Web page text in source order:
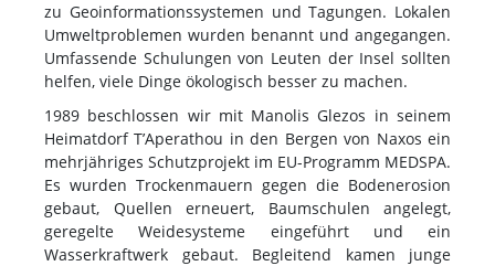
zu Geoinformationssystemen und Tagungen. Lokalen
Umweltproblemen wurden benannt und angegangen.
Umfassende Schulungen von Leuten der Insel sollten
helfen, viele Dinge ökologisch besser zu machen.
1989 beschlossen wir mit Manolis Glezos in seinem
Heimatdorf T’Aperathou in den Bergen von Naxos ein
mehrjähriges Schutzprojekt im EU-Programm MEDSPA.
Es wurden Trockenmauern gegen die Bodenerosion
gebaut, Quellen erneuert, Baumschulen angelegt,
geregelte Weidesysteme eingeführt und ein
Wasserkraftwerk gebaut. Begleitend kamen junge